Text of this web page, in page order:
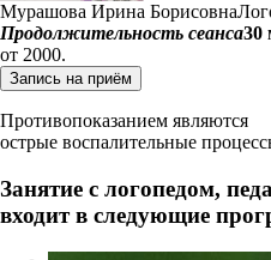
Мурашова Ирина Борисовна
Продолжительность сеанса30
от 2000.
Запись на приём
Противопоказанием являются
острые воспалительные
Занятие с логопедом,
входит в следующие